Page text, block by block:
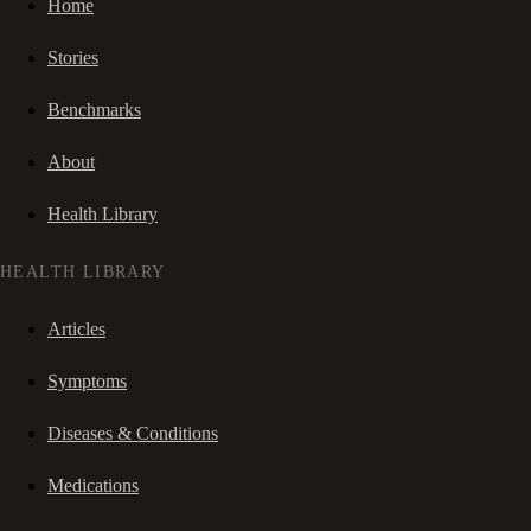
Home
Stories
Benchmarks
About
Health Library
HEALTH LIBRARY
Articles
Symptoms
Diseases & Conditions
Medications